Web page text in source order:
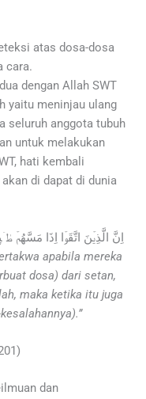
atas dosa-dosa
cara.
dengan Allah SWT
yaitu meninjau ulang
seluruh anggota tubuh
untuk melakukan
hati kembali
di dapat di dunia
اِنَّ الَّذِيۡنَ اتَّقَوۡا اِذَا
apabila mereka
dosa) dari setan,
maka ketika itu juga
dan